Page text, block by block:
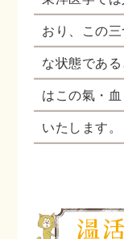
おり、この
な状態であ
はこの氣・
いたします。